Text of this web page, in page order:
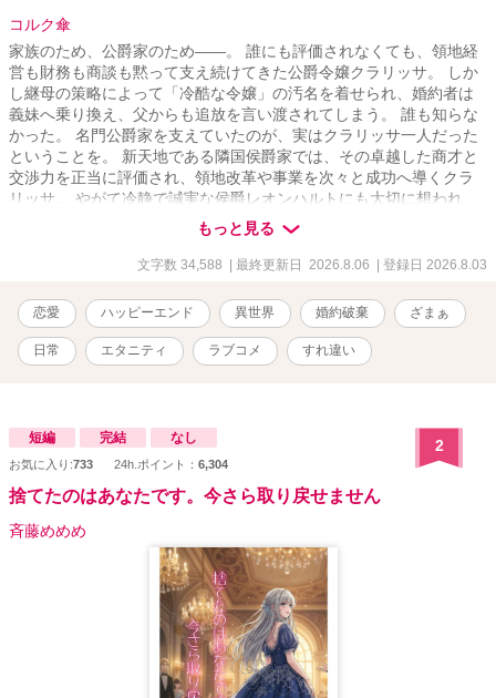
コルク傘
家族のため、公爵家のため――。 誰にも評価されなくても、領地経
営も財務も商談も黙って支え続けてきた公爵令嬢クラリッサ。 しか
し継母の策略によって「冷酷な令嬢」の汚名を着せられ、婚約者は
義妹へ乗り換え、父からも追放を言い渡されてしまう。 誰も知らな
かった。 名門公爵家を支えていたのが、実はクラリッサ一人だった
ということを。 新天地である隣国侯爵家では、その卓越した商才と
交渉力を正当に評価され、領地改革や事業を次々と成功へ導くクラ
リッサ。 やがて冷静で誠実な侯爵レオンハルトにも大切に想われ、
初めて「必要とされる幸せ」を知っていく。 一方、彼女を失った公
爵家では経営も人心も崩壊。 義母は社交界から見放され、義妹は栄
光を失い、元婚約者はようやく自分が捨てたものの大きさに気づく
う？」 もう遅い。 これは、すべてを奪われた令嬢が、自らの教養・
商才・人脈だけで幸せを掴み、彼女を見下した者たちが"後悔"という
最大のざまぁを味わう、痛快異世界恋愛ストーリー。
もっと見る
文字数 34,588 | 最終更新日 2026.8.06 | 登録日 2026.8.03
恋愛 ハッピーエンド 異世界 婚約破棄 ざまぁ
日常 エタニティ ラブコメ すれ違い
短編 完結 なし
お気に入り:733 24h.ポイント： 6,304
2
捨てたのはあなたです。今さら取り戻せません
斉藤めめめ